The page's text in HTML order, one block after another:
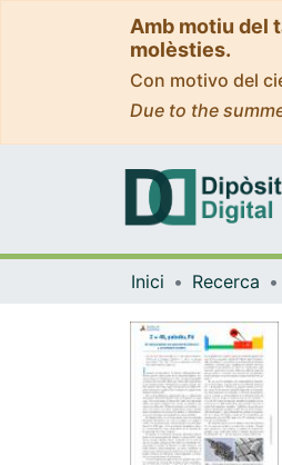
Amb motiu del
molèsties.
Con motivo del
Due to the
Inici Recerca